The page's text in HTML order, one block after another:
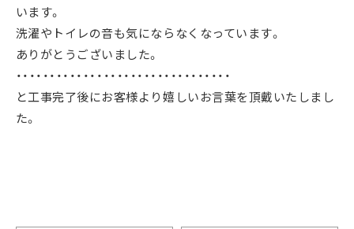
います。
洗濯やトイレの音も気にならなくなっています。
ありがとうございました。
・・・・・・・・・・・・・・・・・・・・・・・・・・・・・・・・
と工事完了後にお客様より嬉しいお言葉を頂戴いたしまし
た。